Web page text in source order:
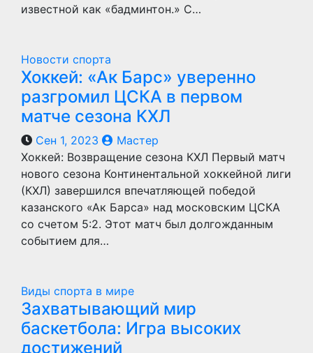
известной как «бадминтон.» С…
Новости спорта
Хоккей: «Ак Барс» уверенно
разгромил ЦСКА в первом
матче сезона КХЛ
Сен 1, 2023
Мастер
Хоккей: Возвращение сезона КХЛ Первый матч
нового сезона Континентальной хоккейной лиги
(КХЛ) завершился впечатляющей победой
казанского «Ак Барса» над московским ЦСКА
со счетом 5:2. Этот матч был долгожданным
событием для…
Виды спорта в мире
Захватывающий мир
баскетбола: Игра высоких
достижений